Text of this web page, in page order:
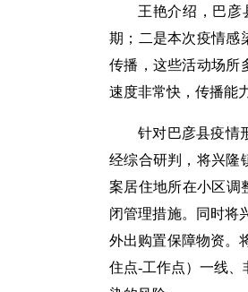
王艳介绍，巴彦
期；二是本次疫情感
传播，这些活动场所
速度非常快，传播能
针对巴彦县疫情
经综合研判，将兴隆
案居住地所在小区调
闭管理措施。同时将
外出购置保障物资。
住点-工作点）一线